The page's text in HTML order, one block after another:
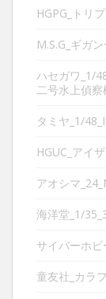
HGPG_トリ
M.S.G_ギガ
ハセガワ_1/
二号水上偵察
タミヤ_1/
HGUC_アイ
アオシマ
海洋堂_1/
サイバーホビ
童友社_カラ